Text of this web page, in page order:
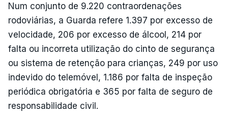
Num conjunto de 9.220 contraordenações
rodoviárias, a Guarda refere 1.397 por excesso de
velocidade, 206 por excesso de álcool, 214 por
falta ou incorreta utilização do cinto de segurança
ou sistema de retenção para crianças, 249 por uso
indevido do telemóvel, 1.186 por falta de inspeção
periódica obrigatória e 365 por falta de seguro de
responsabilidade civil.